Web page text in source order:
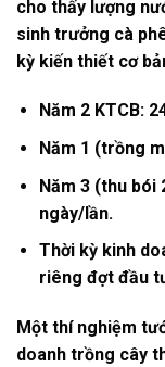
cho thấy lượng
sinh trưởng cà
kỳ kiến thiết cơ
Năm 2 KTCB:
Năm 1 (trồng
Năm 3 (thu bói
ngày/lần.
Thời kỳ kinh
riêng đợt đầu
Một thí nghiệm
doanh trồng cây